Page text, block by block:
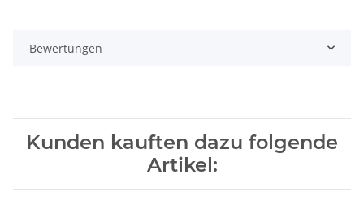
Bewertungen
Kunden kauften dazu folgende
Artikel: